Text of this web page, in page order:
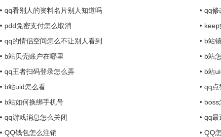
qq看别人的资料名片别人知道吗
qq修
pdd免密支付怎么取消
qq的情侣空间怎么不让别人看到
b站
b站贝壳账户在哪里
b站
qq王者扫码登录怎么弄
b站
b站uid怎么看
qq点
b站如何换绑手机号
boss
qq游戏消息怎么关闭
qq最
QQ钱包怎么注销
QQ